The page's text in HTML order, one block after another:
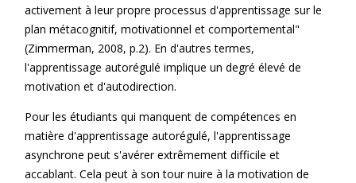
activement à leur propre processus d'apprentissage sur le
plan métacognitif, motivationnel et comportemental"
(Zimmerman, 2008, p.2). En d'autres termes,
l'apprentissage autorégulé implique un degré élevé de
motivation et d'autodirection.
Pour les étudiants qui manquent de compétences en
matière d'apprentissage autorégulé, l'apprentissage
asynchrone peut s'avérer extrêmement difficile et
accablant. Cela peut à son tour nuire à la motivation de